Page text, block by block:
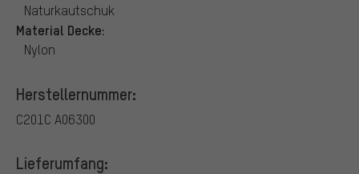
Naturkautschuk
Material Decke:
Nylon
Herstellernummer:
C201C A06300
Lieferumfang: